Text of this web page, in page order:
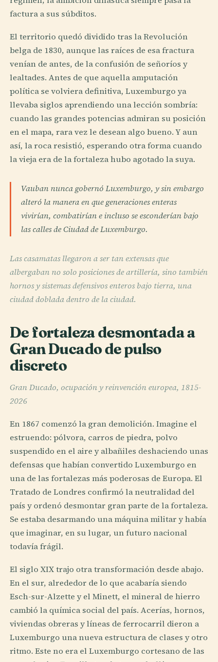
factura a sus súbditos.
El territorio quedó dividido tras la Revolución
belga de 1830, aunque las raíces de esa fractura
venían de antes, de la confusión de señoríos y
lealtades. Antes de que aquella amputación
política se volviera definitiva, Luxemburgo ya
llevaba siglos aprendiendo una lección sombría:
cuando las grandes potencias admiran su posición
en el mapa, rara vez le desean algo bueno. Y aun
así, la roca resistió, esperando otra forma cuando
la vieja era de la fortaleza hubo agotado la suya.
Vauban nunca gobernó Luxemburgo, y sin embargo
alteró la manera en que generaciones enteras
vivirían, combatirían e incluso se esconderían bajo
las calles de Ciudad de Luxemburgo.
Las casamatas llegaron a ser tan extensas que
albergaban no solo posiciones de artillería, sino también
hornos y sistemas defensivos enteros bajo tierra, una
ciudad doblada dentro de la ciudad.
De fortaleza desmontada a
Gran Ducado de pulso
discreto
Gran Ducado, ocupación y reinvención europea, 1815-
2026
En 1867 comenzó la gran demolición. Imagine el
estruendo: pólvora, carros de piedra, polvo
suspendido en el aire y albañiles deshaciendo unas
defensas que habían convertido Luxemburgo en
una de las fortalezas más poderosas de Europa. El
Tratado de Londres confirmó la neutralidad del
país y ordenó desmontar gran parte de la fortaleza.
Se estaba desarmando una máquina militar y había
que imaginar, en su lugar, un futuro nacional
todavía frágil.
El siglo XIX trajo otra transformación desde abajo.
En el sur, alrededor de lo que acabaría siendo
Esch-sur-Alzette y el Minett, el mineral de hierro
cambió la química social del país. Acerías, hornos,
viviendas obreras y líneas de ferrocarril dieron a
Luxemburgo una nueva estructura de clases y otro
ritmo. Este no era el Luxemburgo cortesano de las